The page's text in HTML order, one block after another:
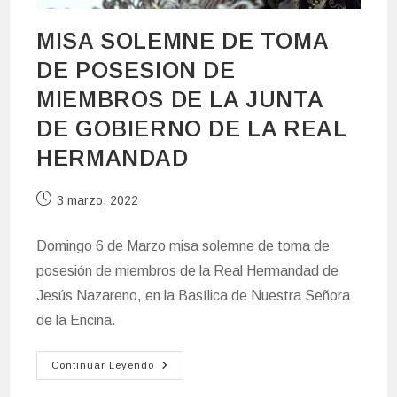
MISA SOLEMNE DE TOMA
DE POSESION DE
MIEMBROS DE LA JUNTA
DE GOBIERNO DE LA REAL
HERMANDAD
Publicación
entrada:
3 marzo, 2022
Domingo 6 de Marzo misa solemne de toma de
posesión de miembros de la Real Hermandad de
Jesús Nazareno, en la Basílica de Nuestra Señora
de la Encina.
Continuar Leyendo
MISA
SOLEMNE